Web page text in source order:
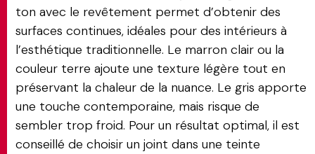
ton avec le revêtement permet d’obtenir des
surfaces continues, idéales pour des intérieurs à
l’esthétique traditionnelle. Le marron clair ou la
couleur terre ajoute une texture légère tout en
préservant la chaleur de la nuance. Le gris apporte
une touche contemporaine, mais risque de
sembler trop froid. Pour un résultat optimal, il est
conseillé de choisir un joint dans une teinte